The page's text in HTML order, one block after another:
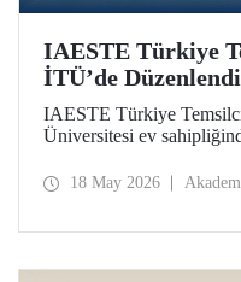
IAESTE Türkiye
İTÜ’de Düzenlendi
IAESTE Türkiye
Üniversitesi ev
18 May 2026